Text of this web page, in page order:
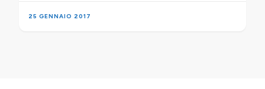
25 GENNAIO 2017